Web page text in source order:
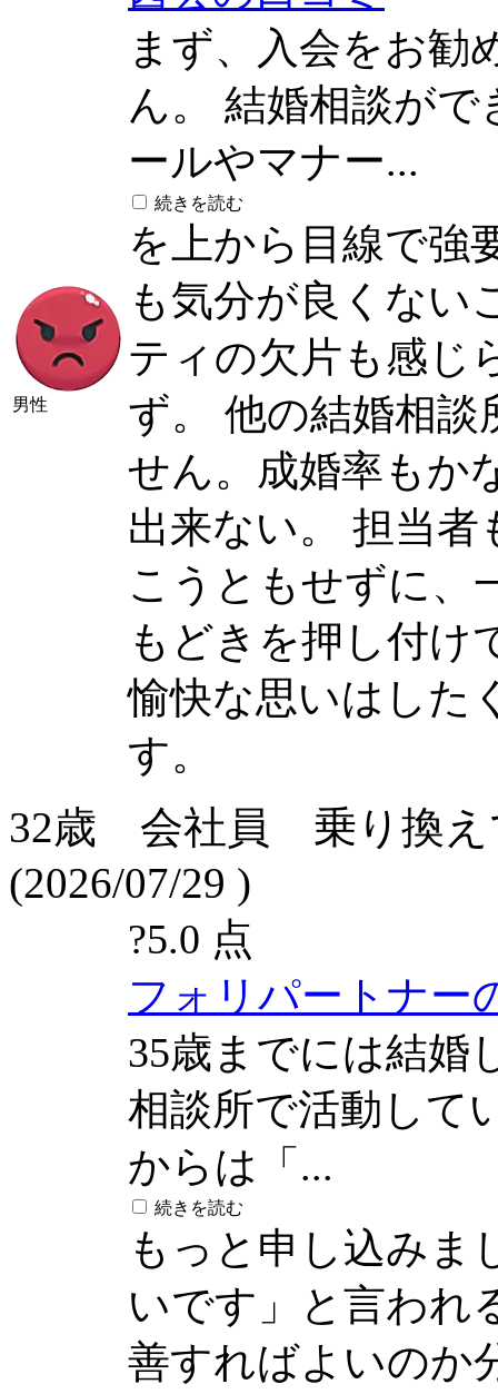
男性
まず、入会をお勧
ん。 結婚相談が
ールやマナー...
続きを読む
を上から目線で強
も気分が良くない
ティの欠片も感じ
ず。 他の結婚相
せん。成婚率もか
出来ない。 担当
こうともせずに、
もどきを押し付け
愉快な思いはした
す。
32歳 会社員 乗り換え
(2026/07/29 )
?5.0 点
フォリパートナー
35歳までには結婚
相談所で活動して
からは「...
続きを読む
もっと申し込みま
いです」と言われ
善すればよいのか